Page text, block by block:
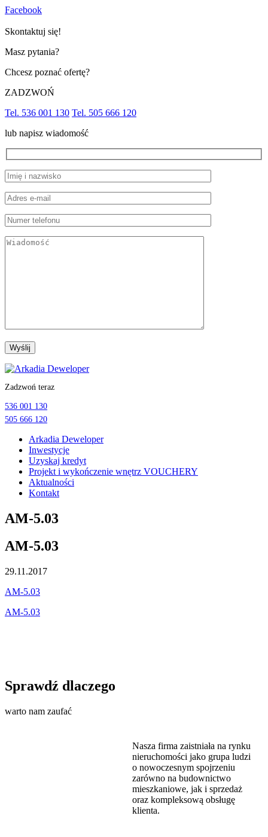
Facebook
Skontaktuj się!
Masz pytania?
Chcesz poznać ofertę?
ZADZWOŃ
Tel. 536 001 130 Tel. 505 666 120
lub napisz wiadomość
Przejdź
treści
Zadzwoń teraz
536 001 130
505 666 120
Arkadia Deweloper
Inwestycje
Uzyskaj kredyt
Projekt i wykończenie wnętrz VOUCHERY
Aktualności
Kontakt
AM-5.03
AM-5.03
29.11.2017
AM-5.03
AM-5.03
Sprawdź dlaczego
warto nam zaufać
Nasza firma zaistniała na rynku
nieruchomości jako grupa ludzi
o nowoczesnym spojrzeniu
zarówno na budownictwo
mieszkaniowe, jak i sprzedaż
oraz kompleksową obsługę
klienta.